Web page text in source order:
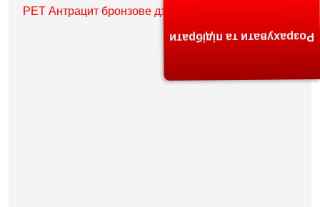
Розрахувати та підібрати